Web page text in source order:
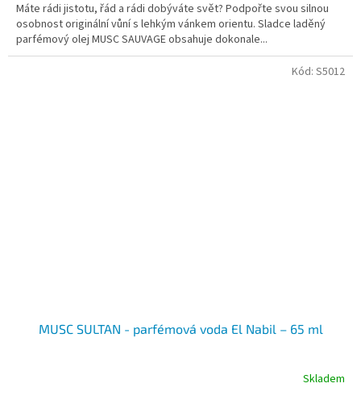
Máte rádi jistotu, řád a rádi dobýváte svět? Podpořte svou silnou
osobnost originální vůní s lehkým vánkem orientu. Sladce laděný
parfémový olej MUSC SAUVAGE obsahuje dokonale...
MUSC SULTAN - parfémová voda El Nabil – 65 ml
Skladem
Kód: S5012